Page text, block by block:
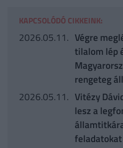
KAPCSOLÓDÓ CIKKEINK:
2026.05.11. Végre
tilalom lép
rengeteg
2026.05.11. Vitézy
lesz a